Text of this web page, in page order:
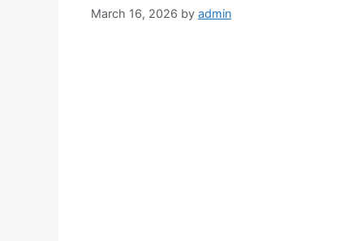
March 16, 2026 by admin